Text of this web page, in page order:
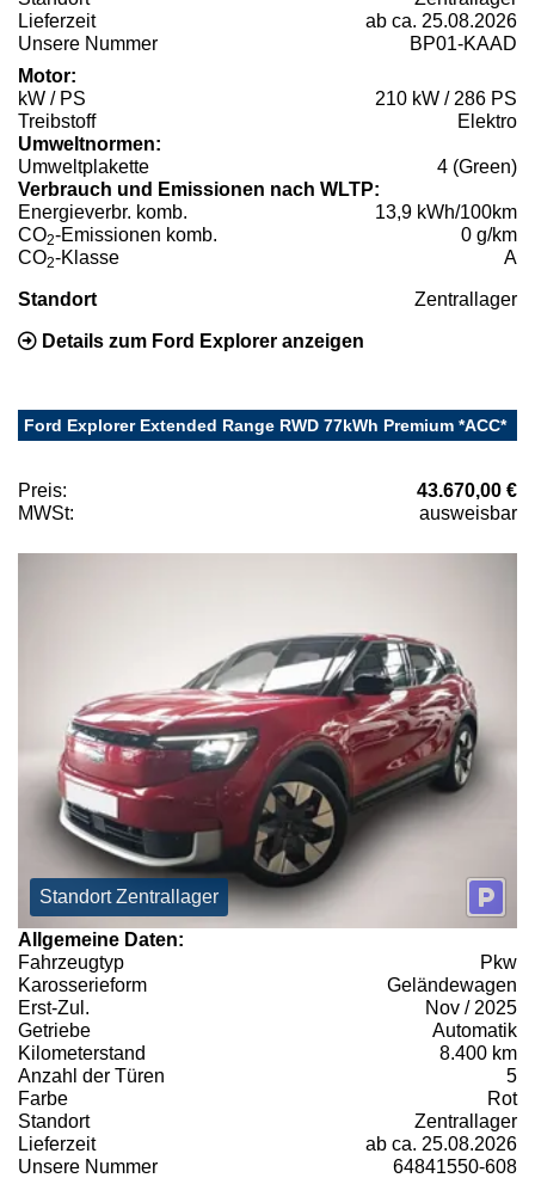
Lieferzeit
ab ca. 25.08.2026
Unsere Nummer
BP01-KAAD
Motor:
kW / PS
210 kW / 286 PS
Treibstoff
Elektro
Umweltnormen:
Umweltplakette
4 (Green)
Verbrauch und Emissionen nach WLTP:
Energieverbr. komb.
13,9 kWh/100km
CO2-Emissionen komb.
0 g/km
CO2-Klasse A
Standort Zentrallager
Details zum Ford Explorer anzeigen
Ford Explorer Extended Range RWD 77kWh Premium *ACC*
Preis:
43.670,00 €
MWSt:
ausweisbar
Standort Zentrallager
Allgemeine Daten:
Fahrzeugtyp
Pkw
Karosserieform
Geländewagen
Erst-Zul.
Nov / 2025
Getriebe
Automatik
Kilometerstand
8.400 km
Anzahl der Türen
5
Farbe
Rot
Standort
Zentrallager
Lieferzeit
ab ca. 25.08.2026
Unsere Nummer
64841550-608